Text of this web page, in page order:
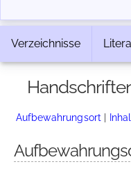
Verzeichnisse
Aufbewahrungsort |